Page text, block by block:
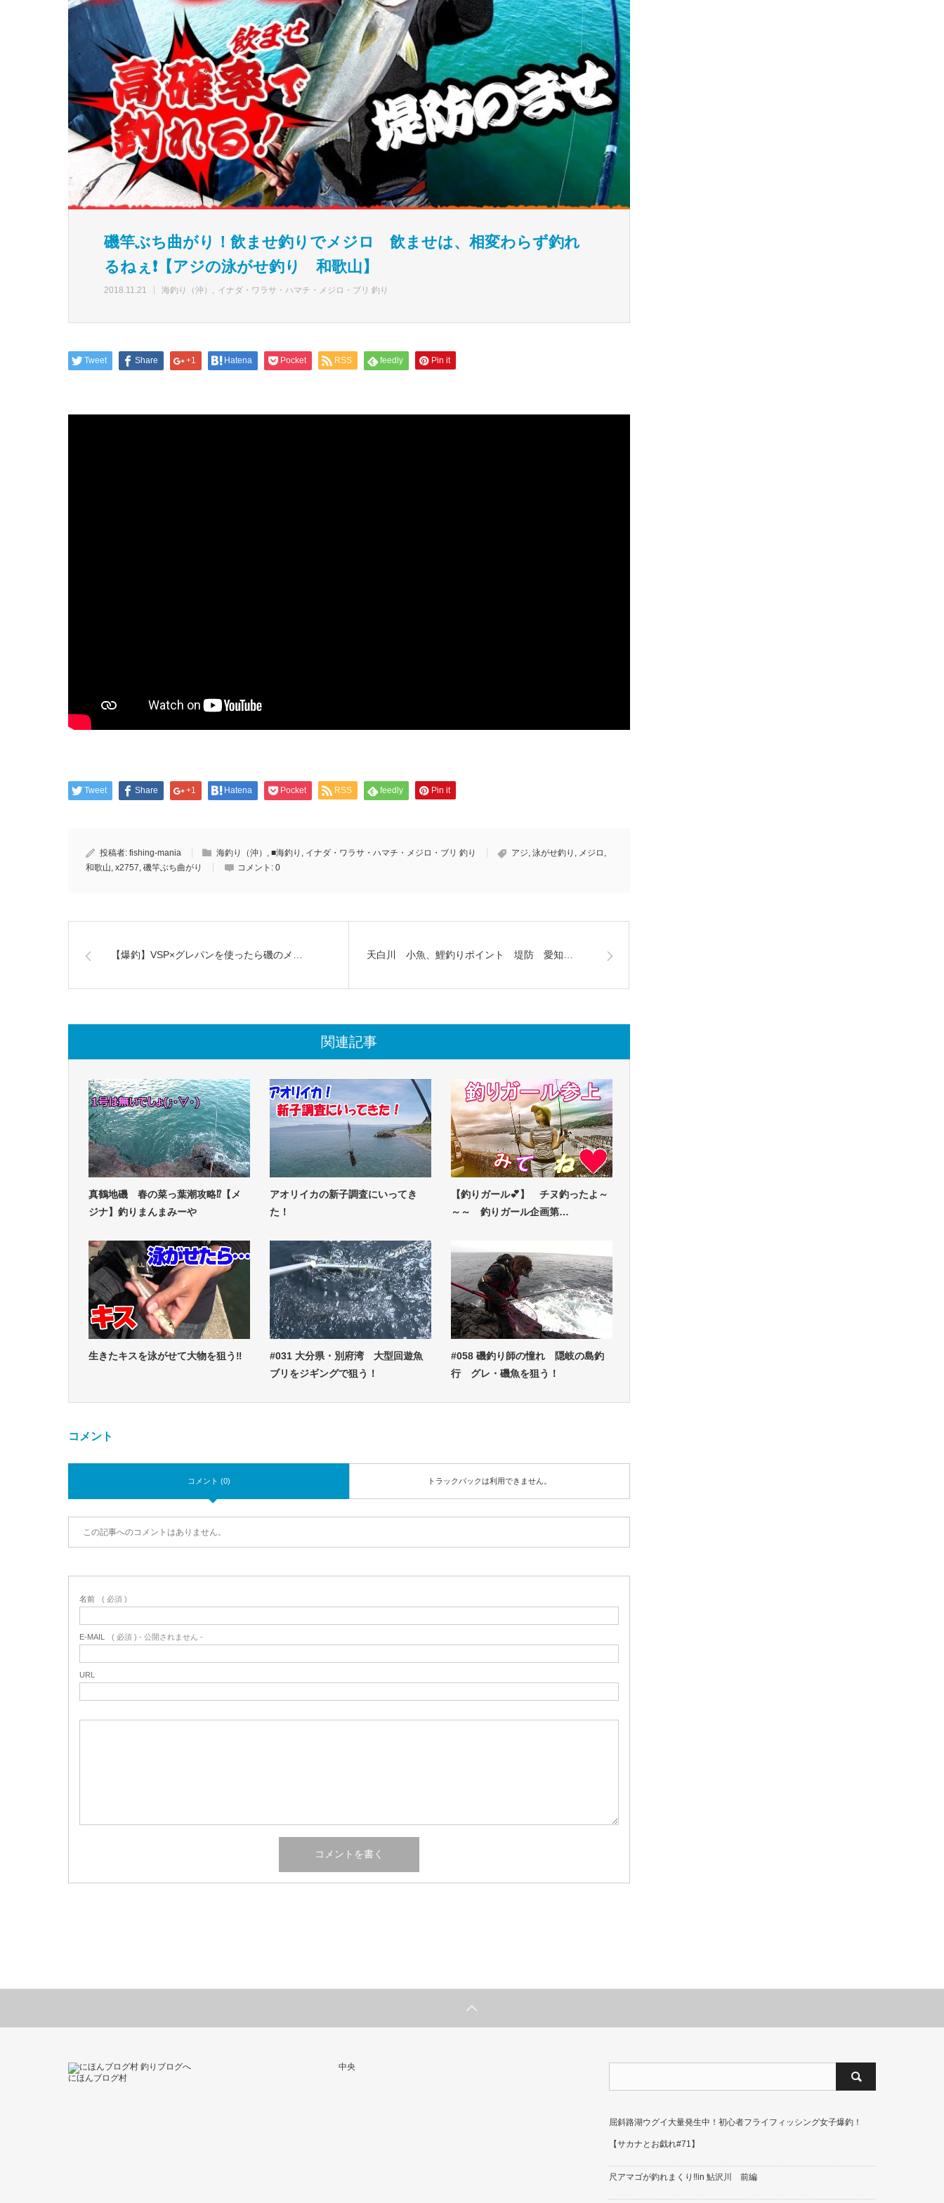
磯竿ぶち曲がり！飲ませ釣りでメジロ 飲ませは、相変わらず釣れ
るねぇ❗【アジの泳がせ釣り 和歌山】
2018.11.21 海釣り（沖） イナダ・ワラサ・ハマチ・メジロ・ブリ 釣り
Tweet Share +1 Hatena Pocket RSS feedly Pin it
Tweet Share +1 Hatena Pocket RSS feedly Pin it
投稿者: fishing-mania 海釣り（沖） , ■海釣り , イナダ・ワラサ・ハマチ・メジロ・ブリ 釣り アジ, 泳がせ釣り , メジロ ,
和歌山, x2757, 磯竿ぶち曲がり コメント: 0
【爆釣】VSP×グレパンを使ったら磯のメ… 天白川 小魚、鯉釣りポイント 堤防 愛知…
関連記事
真鶴地磯 春の菜っ葉潮攻略⁉【メ
ジナ】釣りまんまみーや
アオリイカの新子調査にいってき
た！
【釣りガール💕】 チヌ釣ったよ～
～～ 釣りガール企画第…
生きたキスを泳がせて大物を狙う‼
#031 大分県・別府湾 大型回遊魚
ブリをジギングで狙う！
#058 磯釣り師の憧れ 隠岐の島釣
行 グレ・磯魚を狙う！
コメント
コメント (0) トラックバックは利用できません。
この記事へのコメントはありません。
名前 ( 必須 )
E-MAIL ( 必須 ) - 公開されません -
URL
にほんブログ村
中央
屈斜路湖ウグイ大量発生中！初心者フライフィッシング女子爆釣！
【サカナとお戯れ#71】
尺アマゴが釣れまくり‼in 鮎沢川 前編